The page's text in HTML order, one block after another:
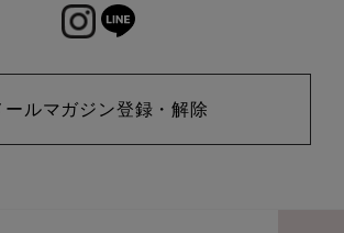
ールマガジン登録・解除